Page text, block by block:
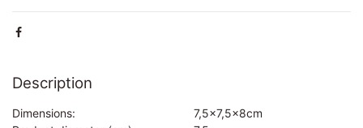
Description
Dimensions:
7,5x7,5x8cm